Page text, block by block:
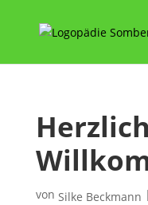
Herzlich
von Silke Beckmann |